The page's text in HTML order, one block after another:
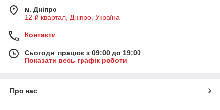
м. Дніпро
12-й квартал, Дніпро, Україна
Контакти
Сьогодні працює з 09:00 до 19:00
Показати весь графік роботи
Про нас